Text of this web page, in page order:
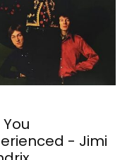
Experience
- Jimi Hendrix